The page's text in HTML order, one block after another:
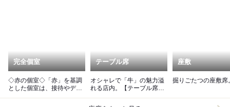
完全個室
◇赤の個室◇「赤」を基調
とした個室は、接待やデー
テーブル席
オシャレで「牛」の魅力溢
れる店内。【テーブル席】
座敷
掘りごたつの座敷席